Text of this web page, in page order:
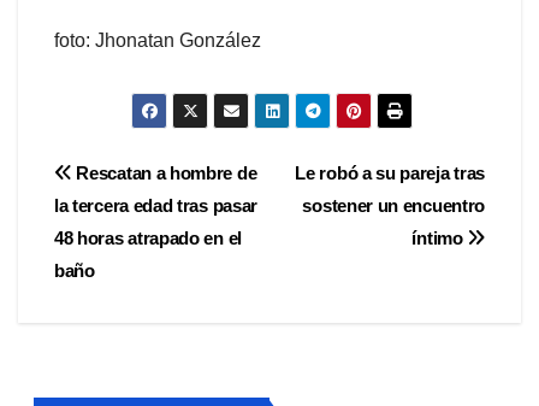
foto: Jhonatan González
Navegación
de
entradas
Le robó a su pareja tras
sostener un encuentro
íntimo
Rescatan a hombre de
la tercera edad tras pasar
48 horas atrapado en el
baño